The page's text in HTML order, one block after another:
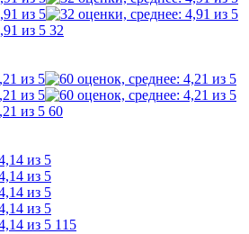
32
60
115